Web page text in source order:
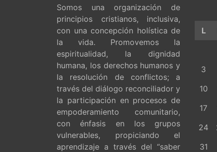
Somos una organización de
principios cristianos, inclusiva,
con una concepción holística de
la vida. Promovemos la
espiritualidad, la dignidad
humana, los derechos humanos y
la resolución de conflictos; a
través del diálogo reconciliador y
la participación en procesos de
empoderamiento comunitario,
con énfasis en los grupos
vulnerables, propiciando el
aprendizaje a través del “saber
L
3
10
17
24
31